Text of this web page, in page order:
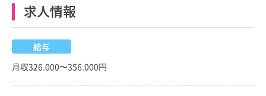
求人情報
給与
月収326,000〜356,000円